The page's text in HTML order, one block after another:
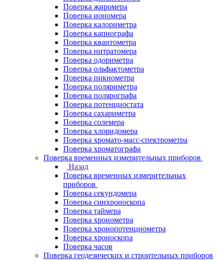
Поверка жиромера
Поверка иономера
Поверка калориметра
Поверка капнографа
Поверка квантометра
Поверка нитратомера
Поверка одориметра
Поверка ольфактометра
Поверка пикнометра
Поверка поляриметра
Поверка полярографа
Поверка потенциостата
Поверка сахариметра
Поверка солемера
Поверка хлоридомера
Поверка хромато-масс-спектрометра
Поверка хроматографа
Поверка временных измерительных приборов
Назад
Поверка временных измерительных
приборов
Поверка секундомера
Поверка синхроноскопа
Поверка таймера
Поверка хронометра
Поверка хронопотенциометра
Поверка хроноскопа
Поверка часов
Поверка геодезических и строительных приборов